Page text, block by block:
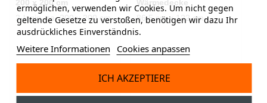
200 x 200 cm
2-lagig, ca. 200 x 200 cm
Wärmedecke
86.5 cm x 122 cm
ermöglichen, verwenden wir Cookies. Um nicht gegen
geltende Gesetze zu verstoßen, benötigen wir dazu Ihr
ausdrückliches Einverständnis.
Weitere Informationen Cookies anpassen
ICH AKZEPTIERE